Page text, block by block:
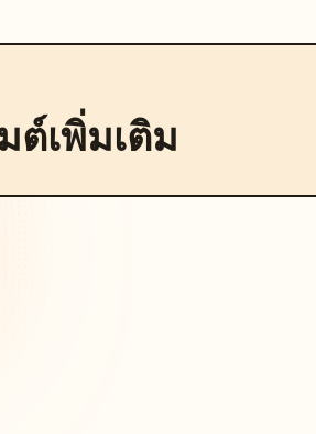
ต์เพิ่มเติม